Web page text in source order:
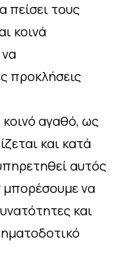
πείσει τους
κοινά
προκλήσεις
κοινό αγαθό, ως
και κατά
αυτός
μπορέσουμε να
και